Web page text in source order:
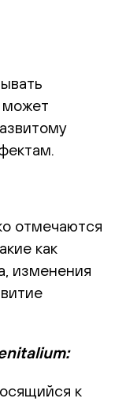
может
отмечаются
как
изменения
к